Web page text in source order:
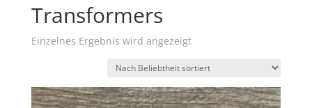
Transformers
Einzelnes Ergebnis wird angezeigt